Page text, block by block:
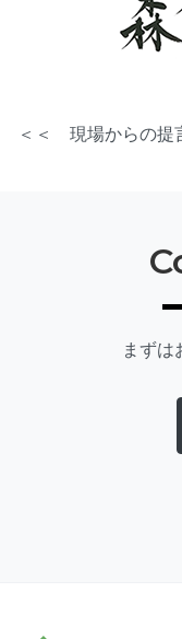
＜＜ 現場からの提
まずは